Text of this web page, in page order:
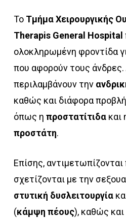
Το Τμήμα Χειρουργικής
Therapis General Hospital
ολοκληρωμένη φροντίδα
που αφορούν τους
περιλαμβάνουν την
καθώς και διάφορα
όπως η προστατίτιδακαι
προστάτη.
Επίσης,
σχετίζονται με την
στυτική δυσλειτουργία
(κάμψη πέους), καθώς και